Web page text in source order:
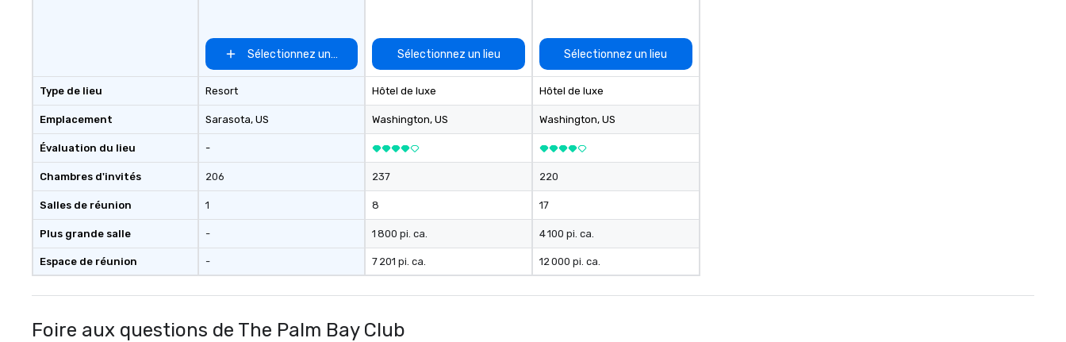
Type de lieu
Emplacement
Évaluation du lieu
Chambres d'invités
Salles de réunion
Plus grande salle
Espace de réunion
Sélectionnez un lieu
Resort
Sarasota, US
-
206
1
-
-
Sélectionnez un lieu
Hôtel de luxe
Washington, US
237
8
1 800 pi. ca.
7 201 pi. ca.
Sélectionnez un lieu
Hôtel de luxe
Washington, US
220
17
4 100 pi. ca.
12 000 pi. ca.
Foire aux questions de The Palm Bay Club